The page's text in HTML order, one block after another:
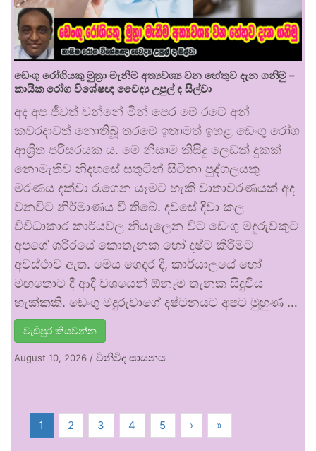
ඩෙංගු රෝගියකු ⁣මුත්‍රා මැනීම අත්‍යවශ්‍ය වන හේතුව දැන ගනිමු –
කායික රෝග විශේෂඥ වෛද්‍ය උපුල් ද සිල්වා
අද අප ජීවත් වන්නේ මින් පෙර මේ රටේ අන්
කවරදාවත් නොතිබූ තරමේ ඉතාමත් ඉහළ ඩෙංගු රෝග
ආශ්‍රිත පරිසරයක ය. මේ නිසාම කිසිදු ලෙඩක් දුකක්
නොමැතිව නිදහසේ සතුටින් සිටිනා පුද්ගලයකු
මරණය දක්වා රැගෙන යෑමට හැකි වාතාවරණයක් අද
වනවිට නිර්මාණය වී තිබේ. දවසේ දිවා කල
විවිධාකාර කාර්යවල නියැලෙන විට ඩෙංගු මදුරුවකුට
අපගේ ශරීරයේ කොතැනක හෝ දෂ්ට කිරීමට
අවස්ථාව ඇත. මෙය ගෙදර දී, කාර්යාලයේ හෝ
මඟතොට දී ආදී වශයෙන් ඕනෑම තැනක සිදුවිය
හැක්කකි. ඩෙංගු මදුරුවාගේ දෂ්ටනයට අපට මුහුණ …
වැඩිපුර කියවන්න
August 10, 2026 / විනිවිද සායනය
1 2 3 4 5 › »